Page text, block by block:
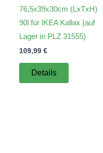
76,5x39x30cm (LxTxH)
90l für IKEA Kallax (auf
Lager in PLZ 31555)
109,99 €
Details